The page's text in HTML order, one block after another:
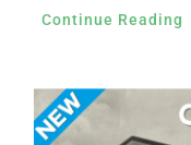
Continue Reading